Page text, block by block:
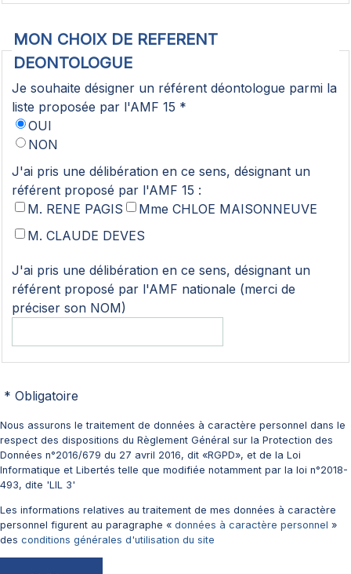
MON CHOIX DE REFERENT
DEONTOLOGUE
Je souhaite désigner un référent déontologue parmi la
liste proposée par l'AMF 15 *
OUI
NON
J'ai pris une délibération en ce sens, désignant un
référent proposé par l'AMF 15 :
M. RENE PAGIS
Mme CHLOE MAISONNEUVE
M. CLAUDE DEVES
J'ai pris une délibération en ce sens, désignant un
référent proposé par l'AMF nationale (merci de
préciser son NOM)
Nous assurons le traitement de données à caractère personnel dans le
respect des dispositions du Règlement Général sur la Protection des
Données n°2016/679 du 27 avril 2016, dit «RGPD», et de la Loi
Informatique et Libertés telle que modifiée notamment par la loi n°2018-
493, dite 'LIL 3'
Les informations relatives au traitement de mes données à caractère
personnel figurent au paragraphe « données à caractère personnel »
des conditions générales d'utilisation du site